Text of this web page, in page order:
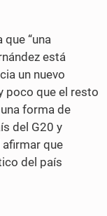
que “una
está
un nuevo
poco que el resto
forma de
del G20 y
afirmar que
del país